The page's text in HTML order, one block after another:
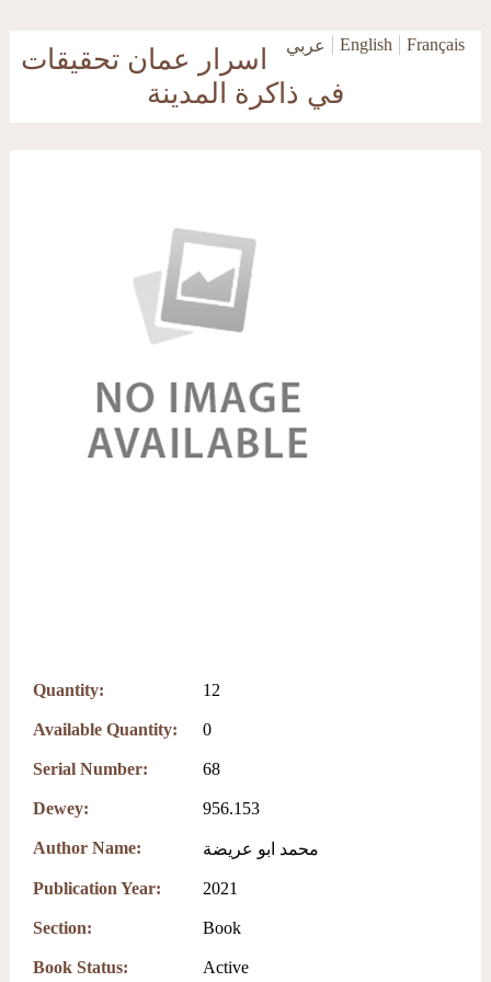
عربي English Français
اسرار عمان تحقيقات
في ذاكرة المدينة
Quantity: 12
Available Quantity: 0
Serial Number: 68
Dewey: 956.153
Author Name: محمد ابو عريضة
Publication Year: 2021
Section: Book
Book Status: Active